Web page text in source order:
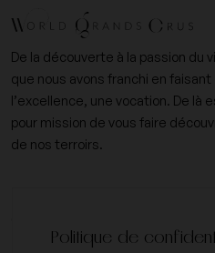
De la découverte à la passion du
que nous avons franchi en
l’excellence, une vocation. De là
pour mission de vous faire
de nos terroirs.
Politique de